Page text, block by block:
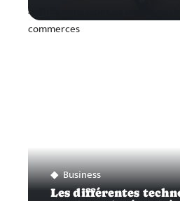
Business
Les différentes